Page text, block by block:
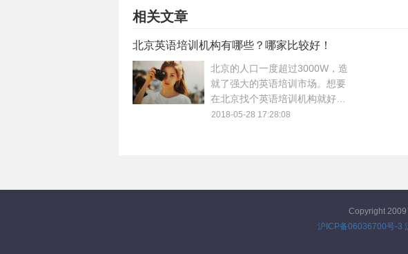
相关文章
北京英语培训机构有哪些？哪家比较好！
北京的人口一度超过3000W，造
就了强大的英语培训市场。想要
在北京找个英语培训机构就好比
在北京包子铺一样到处都是，非
2018-05-28 17:28:08
Copyright 2009
沪ICP备06036700号-3